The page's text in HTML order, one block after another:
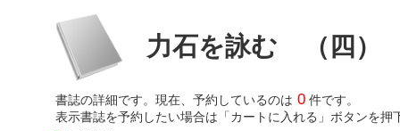
力石を詠む （四）
書誌の詳細です。現在、予約しているのは 0 件です。
表示書誌を予約したい場合は「カートに入れる」ボタンを押